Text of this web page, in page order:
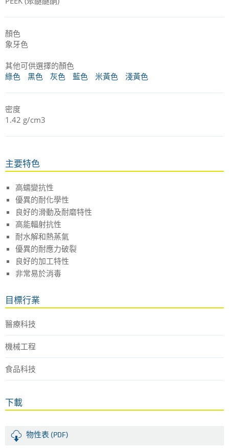
顏色
象牙色
其他可供選擇的顏色
綠色
黑色 灰色 藍色 米黃色 淺黃色
密度
1.42 g/cm3
主要特色
高蠕變抗性
優異的耐化學性
良好的滑動及耐磨特性
高能輻射抗性
耐水解和熱蒸氣
優異的耐應力破裂
良好的加工特性
非常易於消毒
目標行業
醫療科技
機械工程
食品科技
下載
物性表 (PDF)